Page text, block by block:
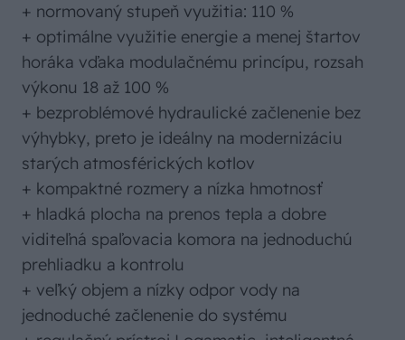
+ normovaný stupeň využitia: 110 %
+ optimálne využitie energie a menej štartov
horáka vďaka modulačnému princípu, rozsah
výkonu 18 až 100 %
+ bezproblémové hydraulické začlenenie bez
výhybky, preto je ideálny na modernizáciu
starých atmosférických kotlov
+ kompaktné rozmery a nízka hmotnosť
+ hladká plocha na prenos tepla a dobre
viditeľná spaľovacia komora na jednoduchú
prehliadku a kontrolu
+ veľký objem a nízky odpor vody na
jednoduché začlenenie do systému